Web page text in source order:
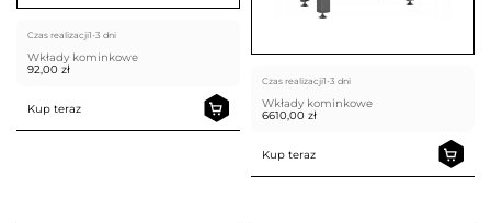
Czas realizacji1-3 dni
Wkłady kominkowe
92,00 zł
Kup teraz
Czas realizacji1-3 dni
Wkłady kominkowe
6610,00 zł
Kup teraz